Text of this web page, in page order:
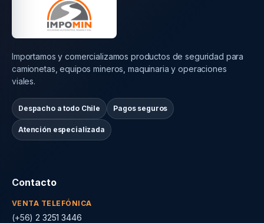
Importamos y comercializamos productos de seguridad para
camionetas, equipos mineros, maquinaria y operaciones
viales.
Despacho a todo Chile Pagos seguros
Atención especializada
Contacto
VENTA TELEFÓNICA
(+56) 2 3251 3446